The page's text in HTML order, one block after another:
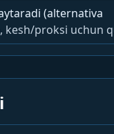
(alternativa
kesh/proksi uchun